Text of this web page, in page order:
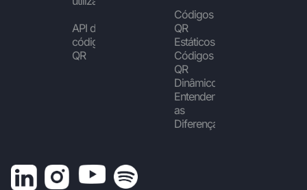
API de
códigos
QR
Códigos
QR
Estáticos vs
Códigos
QR
Dinâmicos:
Entendendo
as
Diferenças